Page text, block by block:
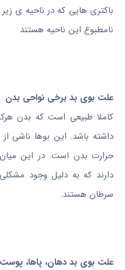
باکتری هایی که در ناحیه ی
نامطبوع این ناحیه هستند
علت بوی بد برخی نواحی بدن
کاملا طبیعی است که بدن
داشته باشد. این بوها ناشی
حرارت بدن است. در این
دارند که به دلیل وجود
سرطان هستند.
علت بوی بد دهان، پاها،